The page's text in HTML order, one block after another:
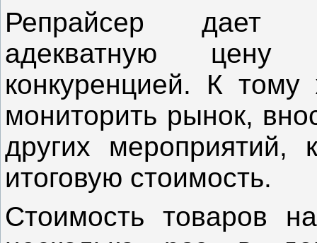
Репрайсер дает
адекватную
конкуренцией. К
мониторить рынок,
других мероприятий,
итоговую стоимость.
Стоимость товаров